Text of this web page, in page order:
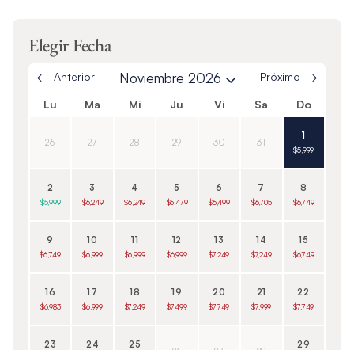
Elegir Fecha
Anterior Noviembre 2026 Próximo
Lu Ma Mi Ju Vi Sa Do
26 27 28 29 30 31
1
$5,999
2
$5,999
3
$6,249
4
$6,249
5
$6,479
6
$6,499
7
$6,705
8
$6,749
9
$6,749
10
$6,999
11
$6,999
12
$6,999
13
$7,249
14
$7,249
15
$6,749
16
$6,983
17
$6,999
18
$7,249
19
$7,499
20
$7,749
21
$7,999
22
$7,749
23 24 25 29